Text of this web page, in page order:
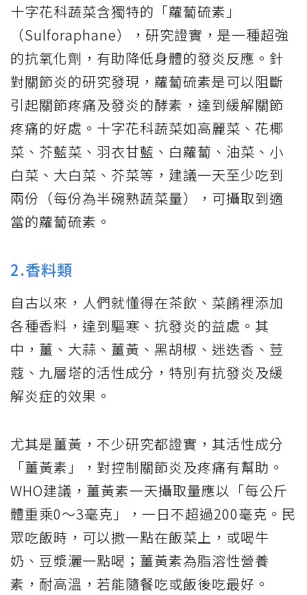
十字花科蔬菜含獨特的「蘿蔔硫素」
（Sulforaphane），研究證實，是一種超強
的抗氧化劑，有助降低身體的發炎反應。針
對關節炎的研究發現，蘿蔔硫素是可以阻斷
引起關節疼痛及發炎的酵素，達到緩解關節
疼痛的好處。十字花科蔬菜如高麗菜、花椰
菜、芥藍菜、羽衣甘藍、白蘿蔔、油菜、小
白菜、大白菜、芥菜等，建議一天至少吃到
兩份（每份為半碗熟蔬菜量），可攝取到適
當的蘿蔔硫素。
2.香料類
自古以來，人們就懂得在茶飲、菜餚裡添加
各種香料，達到驅寒、抗發炎的益處。其
中，薑、大蒜、薑黃、黑胡椒、迷迭香、荳
蔻、九層塔的活性成分，特別有抗發炎及緩
解炎症的效果。
尤其是薑黃，不少研究都證實，其活性成分
「薑黃素」，對控制關節炎及疼痛有幫助。
WHO建議，薑黃素一天攝取量應以「每公斤
體重乘0～3毫克」，一日不超過200毫克。民
眾吃飯時，可以撒一點在飯菜上，或喝牛
奶、豆漿灑一點喝；薑黃素為脂溶性營養
素，耐高溫，若能隨餐吃或飯後吃最好。